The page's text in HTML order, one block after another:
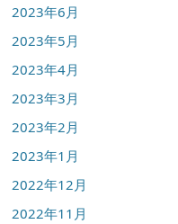
2023年6月
2023年5月
2023年4月
2023年3月
2023年2月
2023年1月
2022年12月
2022年11月